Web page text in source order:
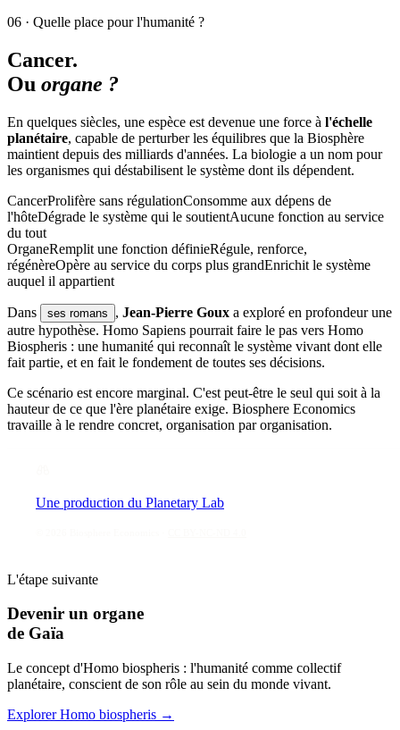
06 · Quelle place pour l'humanité ?
Cancer.
Ou organe ?
En quelques siècles, une espèce est devenue une force à l'échelle
planétaire, capable de perturber les équilibres que la Biosphère
maintient depuis des milliards d'années. La biologie a un nom pour
les organismes qui déstabilisent le système dont ils dépendent.
CancerProlifère sans régulationConsomme aux dépens de
l'hôteDégrade le système qui le soutientAucune fonction au service
du tout
OrganeRemplit une fonction définieRégule, renforce,
régénèreOpère au service du corps plus grandEnrichit le système
auquel il appartient
Dans ses romans , Jean-Pierre Goux a exploré en profondeur une
autre hypothèse. Homo Sapiens pourrait faire le pas vers Homo
Biospheris : une humanité qui reconnaît le système vivant dont elle
fait partie, et en fait le fondement de toutes ses décisions.
Ce scénario est encore marginal. C'est peut-être le seul qui soit à la
hauteur de ce que l'ère planétaire exige. Biosphere Economics
travaille à le rendre concret, organisation par organisation.
Une production du Planetary Lab
L'étape suivante
Devenir un organe
de Gaïa
Le concept d'Homo biospheris : l'humanité comme collectif
planétaire, conscient de son rôle au sein du monde vivant.
Explorer Homo biospheris →